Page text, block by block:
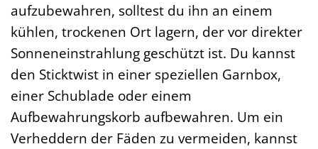
aufzubewahren, solltest du ihn an einem
kühlen, trockenen Ort lagern, der vor direkter
Sonneneinstrahlung geschützt ist. Du kannst
den Sticktwist in einer speziellen Garnbox,
einer Schublade oder einem
Aufbewahrungskorb aufbewahren. Um ein
Verheddern der Fäden zu vermeiden, kannst